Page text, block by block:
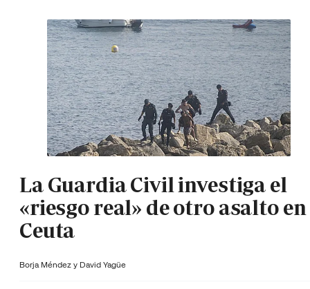
La Guardia Civil investiga el
«riesgo real» de otro asalto en
Ceuta
Borja Méndez y David Yagüe